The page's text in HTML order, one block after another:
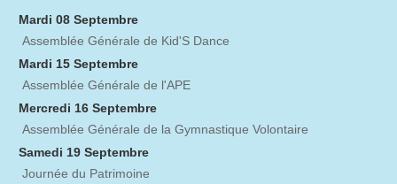
Mardi 08 Septembre
Assemblée Générale de Kid'S Dance
Mardi 15 Septembre
Assemblée Générale de l'APE
Mercredi 16 Septembre
Assemblée Générale de la Gymnastique Volontaire
Samedi 19 Septembre
Journée du Patrimoine